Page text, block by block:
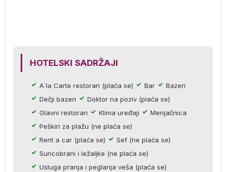
HOTELSKI SADRŽAJI
A`la Carte restoran (plaća se) Bar
Bazen
Dečji bazen
Doktor na poziv (plaća se)
Glavni restoran
Klima uređaji
Menjačnica
Peškiri za plažu (ne plaća se)
Rent a car (plaća se)
Sef (ne plaća se)
Suncobrani i ležaljke (ne plaća se)
Usluga pranja i peglanja veša (plaća se)